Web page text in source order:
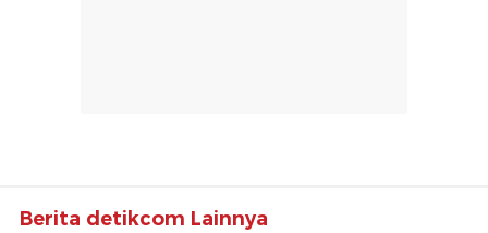
Berita detikcom Lainnya